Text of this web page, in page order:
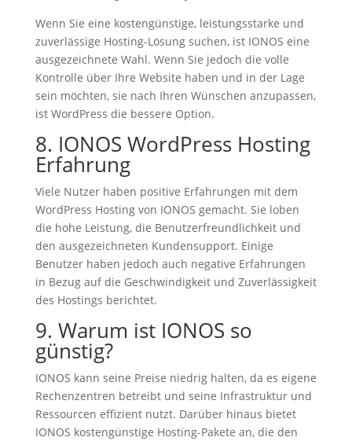
Wenn Sie eine kostengünstige, leistungsstarke und
zuverlässige Hosting-Lösung suchen, ist IONOS eine
ausgezeichnete Wahl. Wenn Sie jedoch die volle
Kontrolle über Ihre Website haben und in der Lage
sein möchten, sie nach Ihren Wünschen anzupassen,
ist WordPress die bessere Option.
8. IONOS WordPress Hosting
Erfahrung
Viele Nutzer haben positive Erfahrungen mit dem
WordPress Hosting von IONOS gemacht. Sie loben
die hohe Leistung, die Benutzerfreundlichkeit und
den ausgezeichneten Kundensupport. Einige
Benutzer haben jedoch auch negative Erfahrungen
in Bezug auf die Geschwindigkeit und Zuverlässigkeit
des Hostings berichtet.
9. Warum ist IONOS so
günstig?
IONOS kann seine Preise niedrig halten, da es eigene
Rechenzentren betreibt und seine Infrastruktur und
Ressourcen effizient nutzt. Darüber hinaus bietet
IONOS kostengünstige Hosting-Pakete an, die den